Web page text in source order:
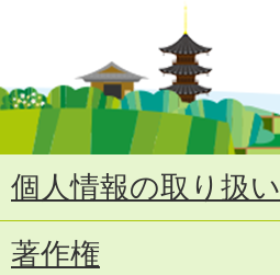
個人情報の取り扱い
著作権